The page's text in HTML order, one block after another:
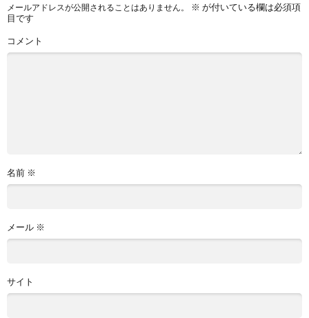
メールアドレスが公開されることはありません。 ※ が付いている欄は必須項
目です
コメント
名前 ※
メール ※
サイト